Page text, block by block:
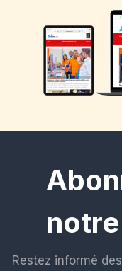
Restez informé